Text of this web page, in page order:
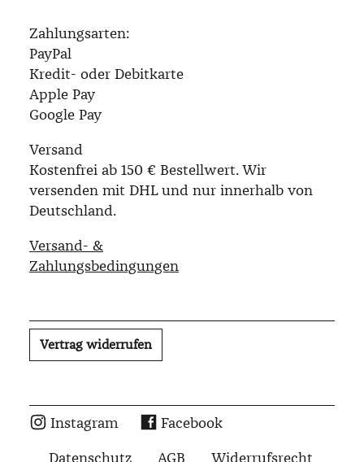
Zahlungsarten:
PayPal
Kredit- oder Debitkarte
Apple Pay
Google Pay
Versand
Kostenfrei ab 150 € Bestellwert. Wir
versenden mit DHL und nur innerhalb von
Deutschland.
Versand- &
Zahlungsbedingungen
Vertrag widerrufen
Instagram
Facebook
Datenschutz
AGB Widerrufsrecht